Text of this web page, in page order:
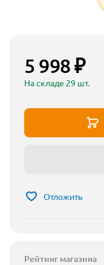
5 998 ₽
На складе 29 шт.
Отложить
Рейтинг магазина